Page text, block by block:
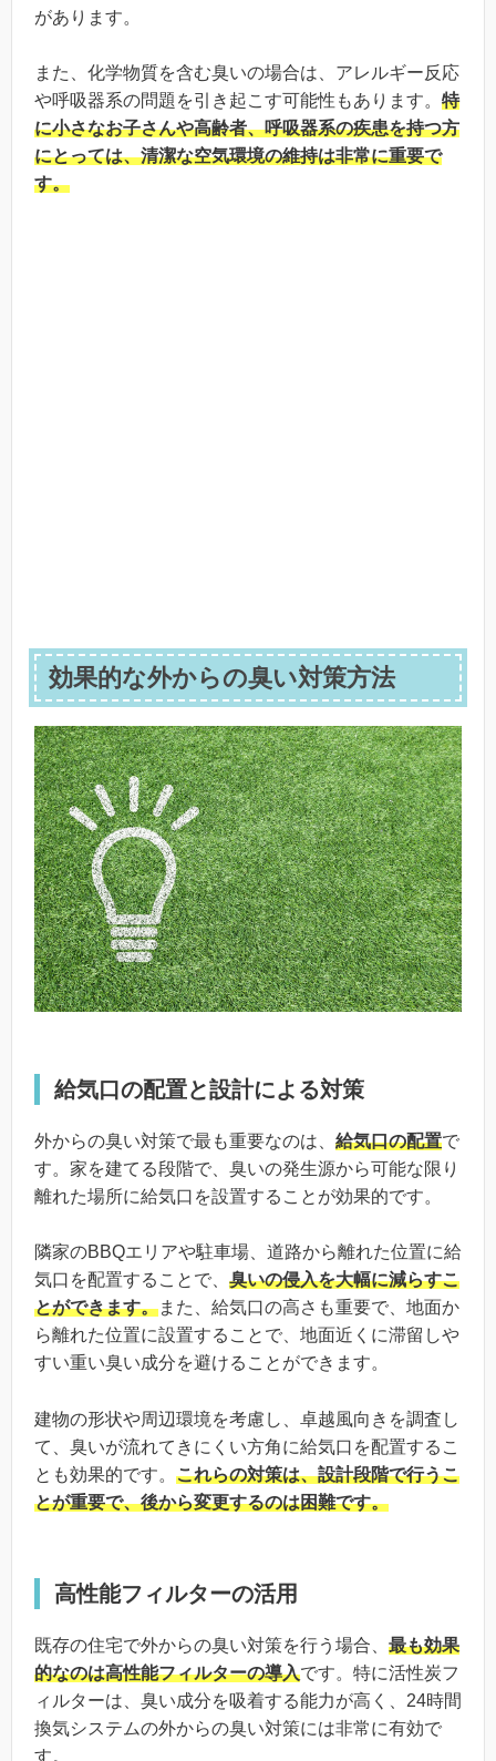
があります。
また、化学物質を含む臭いの場合は、アレルギー反応
や呼吸器系の問題を引き起こす可能性もあります。 特
に小さなお子さんや高齢者、呼吸器系の疾患を持つ方
にとっては、清潔な空気環境の維持は非常に重要で
す。
効果的な外からの臭い対策方法
給気口の配置と設計による対策
外からの臭い対策で最も重要なのは、 給気口の配置で
す。家を建てる段階で、臭いの発生源から可能な限り
離れた場所に給気口を設置することが効果的です。
隣家のBBQエリアや駐車場、道路から離れた位置に給
気口を配置することで、 臭いの侵入を大幅に減らすこ
とができます。また、給気口の高さも重要で、地面か
ら離れた位置に設置することで、地面近くに滞留しや
すい重い臭い成分を避けることができます。
建物の形状や周辺環境を考慮し、卓越風向きを調査し
て、臭いが流れてきにくい方角に給気口を配置するこ
とも効果的です。 これらの対策は、設計段階で行うこ
とが重要で、後から変更するのは困難です。
高性能フィルターの活用
既存の住宅で外からの臭い対策を行う場合、 最も効果
的なのは高性能フィルターの導入です。特に活性炭フ
ィルターは、臭い成分を吸着する能力が高く、24時間
換気システムの外からの臭い対策には非常に有効で
す。